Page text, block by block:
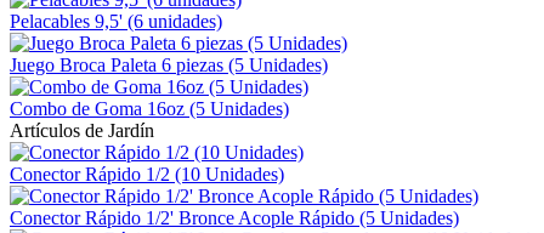
Pelacables 9,5' (6 unidades)
Juego Broca Paleta 6 piezas (5 Unidades)
Combo de Goma 16oz (5 Unidades)
Artículos de Jardín
Conector Rápido 1/2 (10 Unidades)
Conector Rápido 1/2' Bronce Acople Rápido (5 Unidades)